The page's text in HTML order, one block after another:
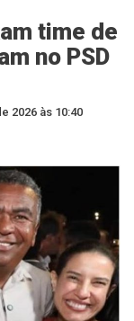
time de
no PSD
2026 às 10:40